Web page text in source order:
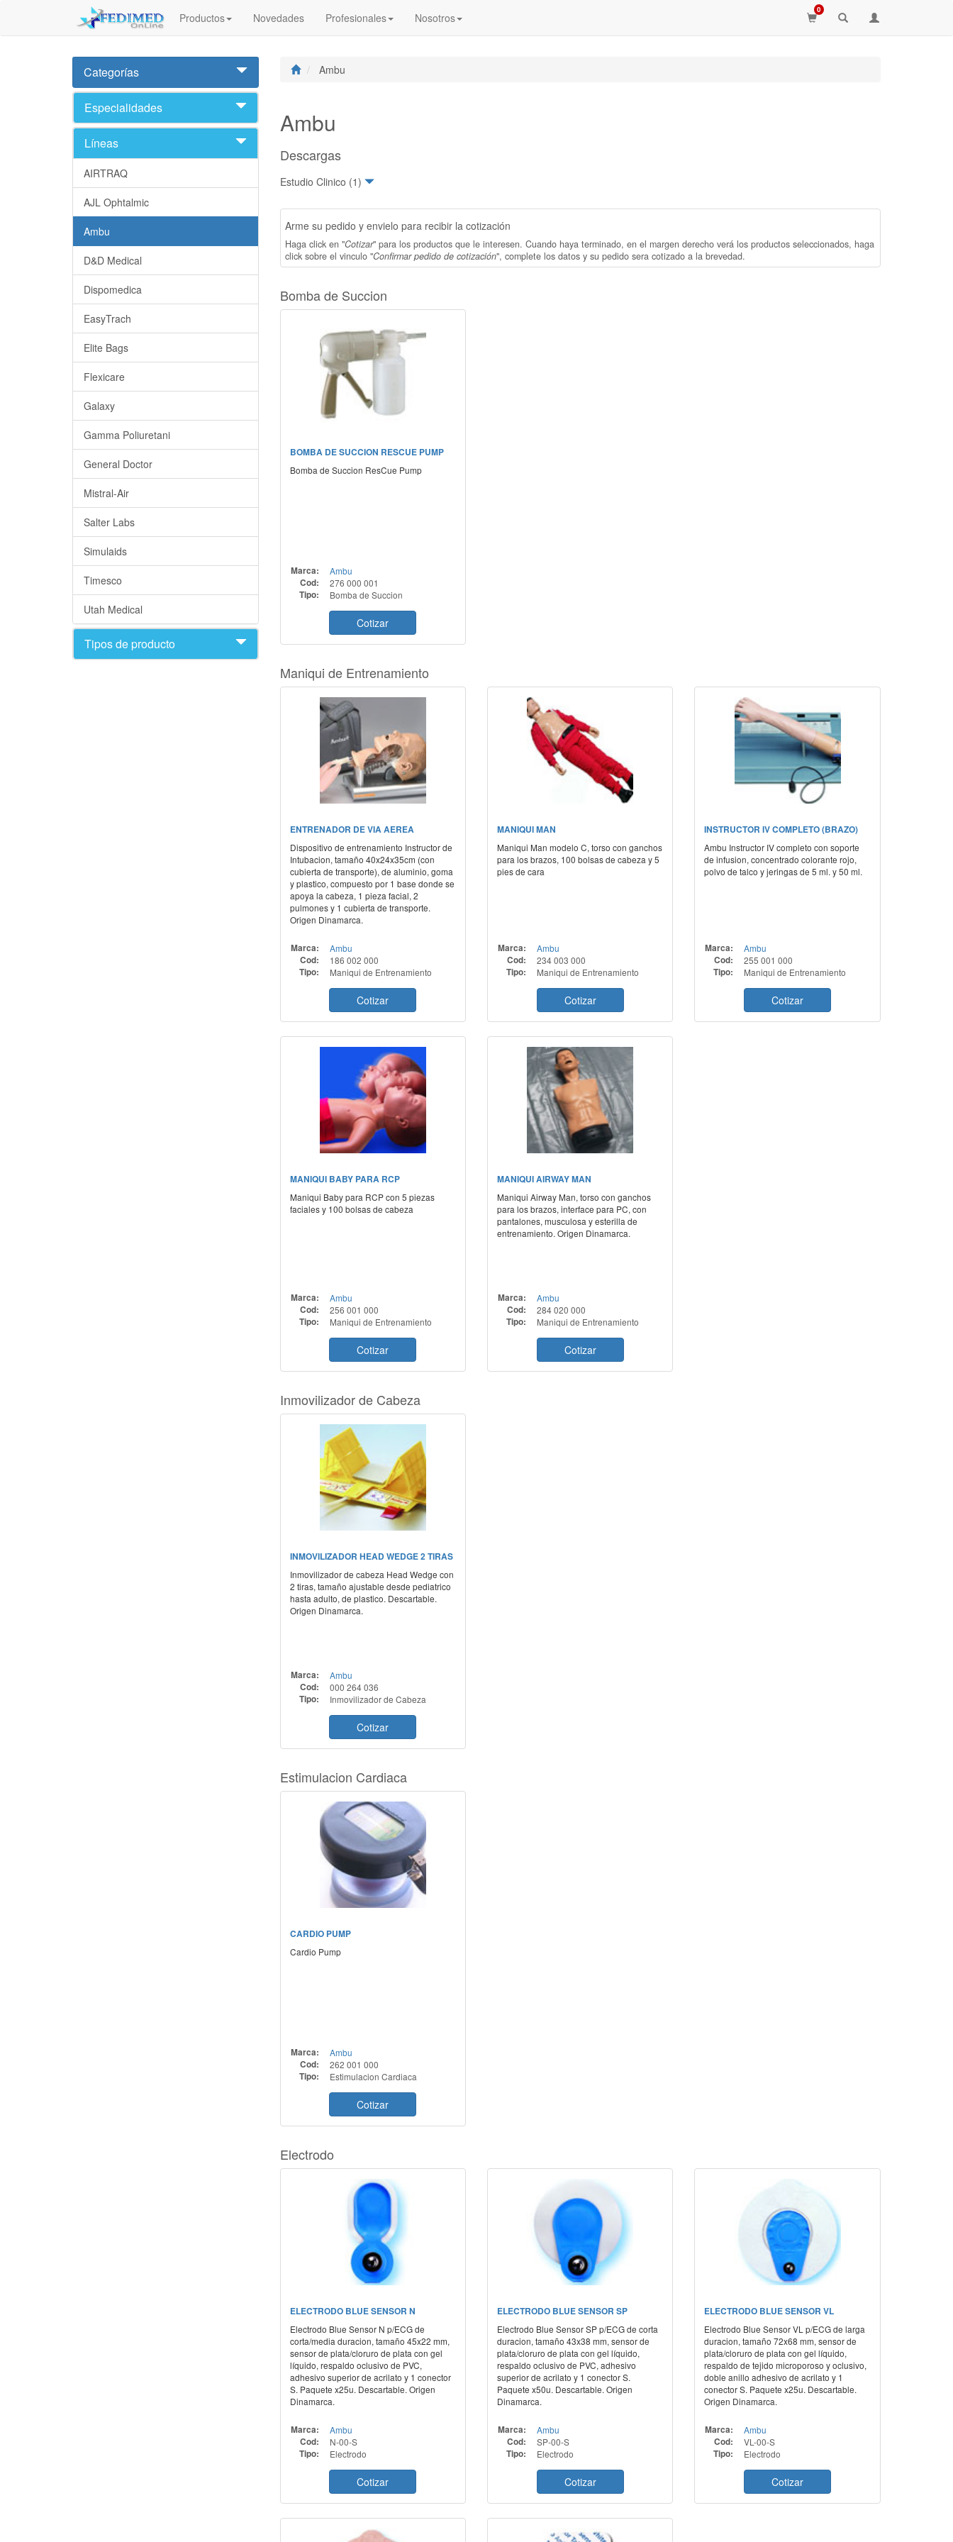
0
Productos Novedades Profesionales Nosotros
Categorías
Especialidades
Líneas
AIRTRAQ
AJL Ophtalmic
Ambu
D&D Medical
Dispomedica
EasyTrach
Elite Bags
Flexicare
Galaxy
Gamma Poliuretani
General Doctor
Mistral-Air
Salter Labs
Simulaids
Timesco
Utah Medical
Tipos de producto
Ambu
Ambu
Descargas
Estudio Clinico (1)
Arme su pedido y envielo para recibir la cotización
Haga click en "Cotizar" para los productos que le interesen. Cuando haya terminado, en el margen derecho verá los productos seleccionados, haga
click sobre el vinculo "Confirmar pedido de cotización", complete los datos y su pedido sera cotizado a la brevedad.
Bomba de Succion
BOMBA DE SUCCION RESCUE PUMP
Bomba de Succion ResCue Pump
Marca:
Ambu
Cod:
276 000 001
Tipo:
Bomba de Succion
Cotizar
Maniqui de Entrenamiento
ENTRENADOR DE VIA AEREA
Dispositivo de entrenamiento Instructor de
Intubacion, tamaño 40x24x35cm (con
cubierta de transporte), de aluminio, goma
y plastico, compuesto por 1 base donde se
apoya la cabeza, 1 pieza facial, 2
pulmones y 1 cubierta de transporte.
Origen Dinamarca.
Marca:
Ambu
Cod:
186 002 000
Tipo:
Maniqui de Entrenamiento
Cotizar
MANIQUI MAN
Maniqui Man modelo C, torso con ganchos
para los brazos, 100 bolsas de cabeza y 5
pies de cara
Marca:
Ambu
Cod:
234 003 000
Tipo:
Maniqui de Entrenamiento
Cotizar
INSTRUCTOR IV COMPLETO (BRAZO)
Ambu Instructor IV completo con soporte
de infusion, concentrado colorante rojo,
polvo de talco y jeringas de 5 ml. y 50 ml.
Marca:
Ambu
Cod:
255 001 000
Tipo:
Maniqui de Entrenamiento
Cotizar
MANIQUI BABY PARA RCP
Maniqui Baby para RCP con 5 piezas
faciales y 100 bolsas de cabeza
Marca:
Ambu
Cod:
256 001 000
Tipo:
Maniqui de Entrenamiento
Cotizar
MANIQUI AIRWAY MAN
Maniqui Airway Man, torso con ganchos
para los brazos, interface para PC, con
pantalones, musculosa y esterilla de
entrenamiento. Origen Dinamarca.
Marca:
Ambu
Cod:
284 020 000
Tipo:
Maniqui de Entrenamiento
Cotizar
Inmovilizador de Cabeza
INMOVILIZADOR HEAD WEDGE 2 TIRAS
Inmovilizador de cabeza Head Wedge con
2 tiras, tamaño ajustable desde pediatrico
hasta adulto, de plastico. Descartable.
Origen Dinamarca.
Marca:
Ambu
Cod:
000 264 036
Tipo:
Inmovilizador de Cabeza
Cotizar
Estimulacion Cardiaca
CARDIO PUMP
Cardio Pump
Marca:
Ambu
Cod:
262 001 000
Tipo:
Estimulacion Cardiaca
Cotizar
Electrodo
ELECTRODO BLUE SENSOR N
Electrodo Blue Sensor N p/ECG de
corta/media duracion, tamaño 45x22 mm,
sensor de plata/cloruro de plata con gel
líquido, respaldo oclusivo de PVC,
adhesivo superior de acrilato y 1 conector
S. Paquete x25u. Descartable. Origen
Dinamarca.
Marca:
Ambu
Cod:
N-00-S
Tipo:
Electrodo
Cotizar
ELECTRODO BLUE SENSOR SP
Electrodo Blue Sensor SP p/ECG de corta
duracion, tamaño 43x38 mm, sensor de
plata/cloruro de plata con gel líquido,
respaldo oclusivo de PVC, adhesivo
superior de acrilato y 1 conector S.
Paquete x50u. Descartable. Origen
Dinamarca.
Marca:
Ambu
Cod:
SP-00-S
Tipo:
Electrodo
Cotizar
ELECTRODO BLUE SENSOR VL
Electrodo Blue Sensor VL p/ECG de larga
duracion, tamaño 72x68 mm, sensor de
plata/cloruro de plata con gel líquido,
respaldo de tejido microporoso y oclusivo,
doble anillo adhesivo de acrilato y 1
conector S. Paquete x25u. Descartable.
Origen Dinamarca.
Marca:
Ambu
Cod:
VL-00-S
Tipo:
Electrodo
Cotizar